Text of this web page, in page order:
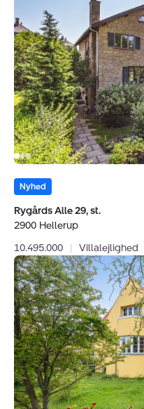
Alle
29,
st.,
2900
Hellerup
Nyhed
Rygårds Alle 29, st.
2900 Hellerup
10.495.000
| Villalejlighed
Villa:
Christiansvej
8,
2920
Charlottenlund